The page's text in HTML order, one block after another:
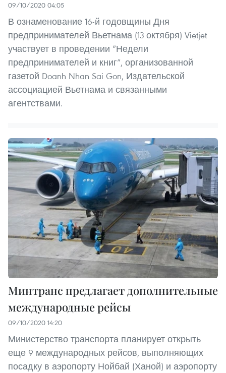
09/10/2020 04:05
В ознаменование 16-й годовщины Дня
предпринимателей Вьетнама (13 октября) Vietjet
участвует в проведении “Недели
предпринимателей и книг”, организованной
газетой Doanh Nhan Sai Gon, Издательской
ассоциацией Вьетнама и связанными
агентствами.
Минтранс предлагает дополнительные
международные рейсы
09/10/2020 14:20
Министерство транспорта планирует открыть
еще 9 международных рейсов, выполняющих
посадку в аэропорту Нойбай (Ханой) и аэропорту